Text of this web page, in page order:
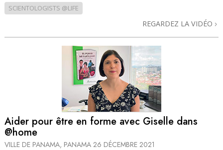
SCIENTOLOGISTS @LIFE
REGARDEZ LA VIDÉO
Aider pour être en forme avec Giselle dans
@home
VILLE DE PANAMA, PANAMA 26 DÉCEMBRE 2021